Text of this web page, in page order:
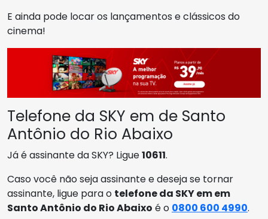
E ainda pode locar os lançamentos e clássicos do
cinema!
Telefone da SKY em de Santo
Antônio do Rio Abaixo
Já é assinante da SKY? Ligue10611.
Caso você não seja assinante e deseja se tornar
assinante, ligue para o telefone da SKY em em
Santo Antônio do Rio Abaixo é o 0800 600 4990.